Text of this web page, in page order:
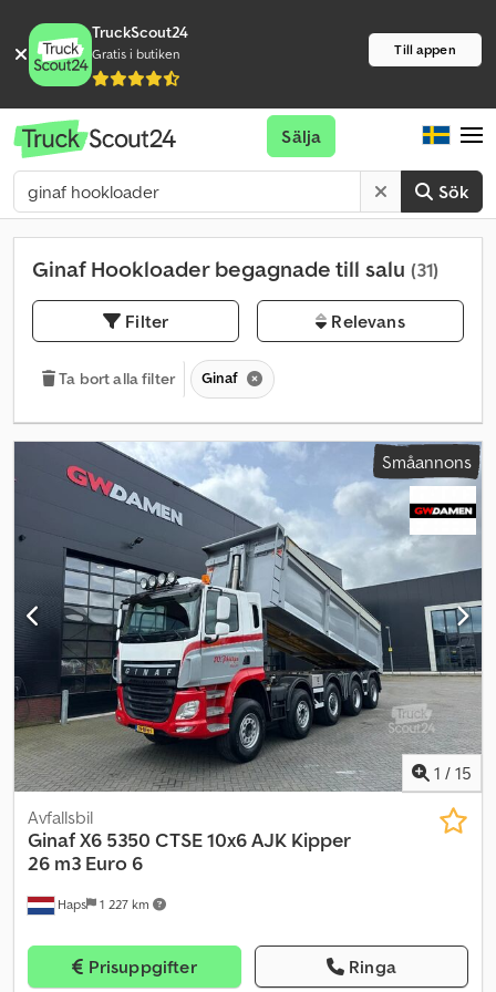
TruckScout24
Gratis i butiken Till appen
Sök
Sälja
Ginaf Hookloader begagnade till salu (31)
Filter Relevans
Ta bort alla filter Ginaf
Småannons
1 / 15
Haps 1 227 km
Avfallsbil
GinafX6 5350 CTSE 10x6 AJK Kipper
26 m3 Euro 6
Prisuppgifter Ringa